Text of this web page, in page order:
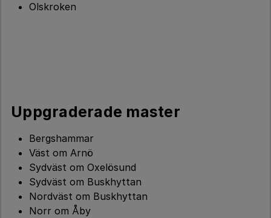
Olskroken
Uppgraderade master
Bergshammar
Väst om Arnö
Sydväst om Oxelösund
Sydväst om Buskhyttan
Nordväst om Buskhyttan
Norr om Åby